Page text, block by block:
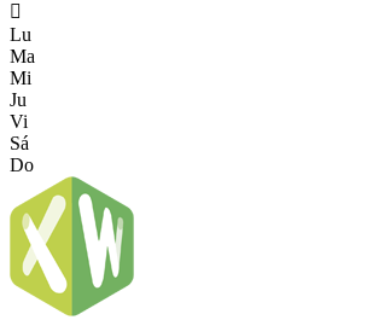

Lu
Ma
Mi
Ju
Vi
Sá
Do